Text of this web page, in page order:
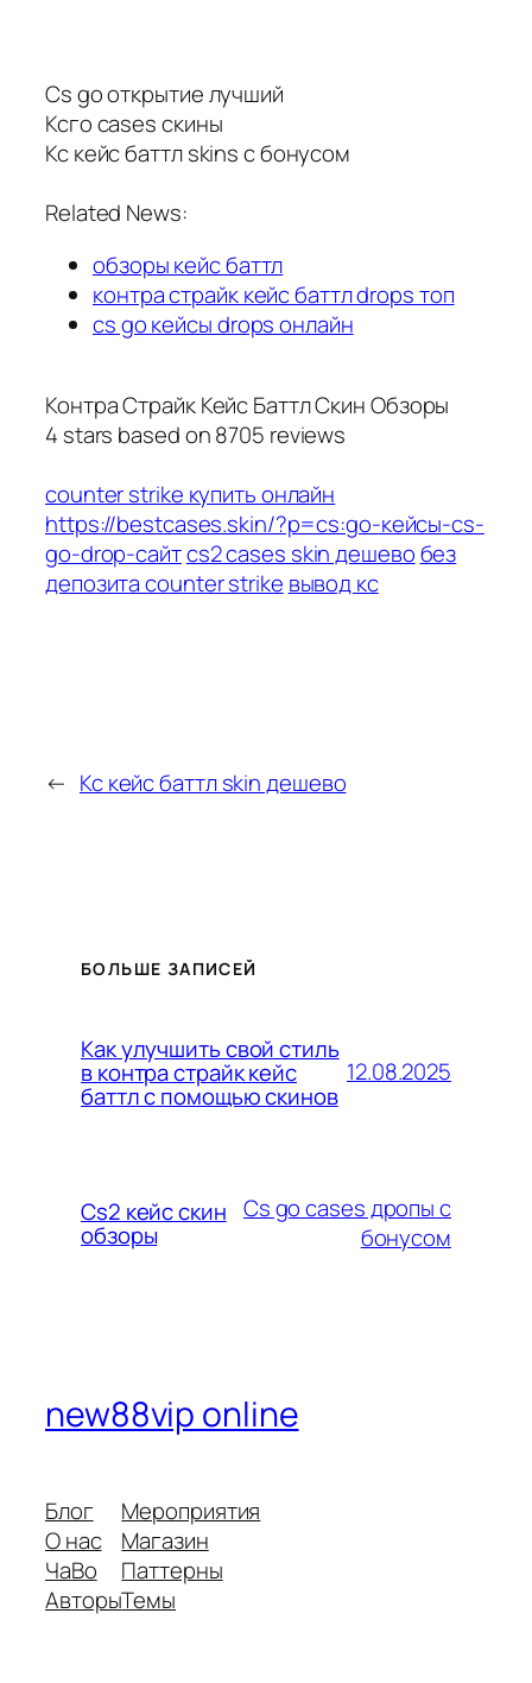
Cs go открытие лучший
Ксго cases скины
Кс кейс баттл skins с бонусом
Related News:
обзоры кейс баттл
контра страйк кейс баттл drops топ
cs go кейсы drops онлайн
Контра Страйк Кейс Баттл Скин Обзоры
4 stars based on8705 reviews
counter strike купить онлайн
https://bestcases.skin/?p=cs:go-кейсы-cs-
go-drop-сайтcs2 cases skin дешевобез
депозита counter strike вывод кс
← Кс кейс баттл skin дешево
БОЛЬШЕ ЗАПИСЕЙ
Как улучшить свой стиль
в контра страйк кейс
баттл с помощью скинов
12.08.2025
Cs2 кейс скин
обзоры
Cs go cases дропы с
бонусом
new88vip online
Блог
О нас
ЧаВо
Авторы
Мероприятия
Магазин
Паттерны
Темы